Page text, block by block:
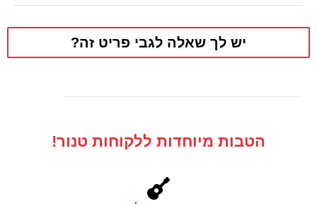
יש לך שאלה לגבי פריט זה?
הטבות מיוחדות ללקוחות טנור!